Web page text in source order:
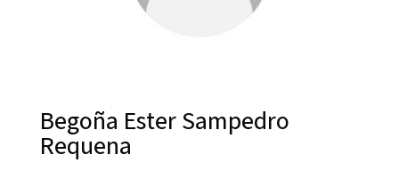
Begoña Ester Sampedro
Requena